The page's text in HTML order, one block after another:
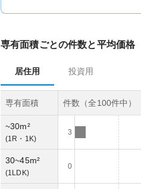
専有面積ごとの件数と平均価格
居住用 投資用
専有面積 件数（全100件中）
~30m²
(1R・1K)
3
30~45m²
(1LDK)
0